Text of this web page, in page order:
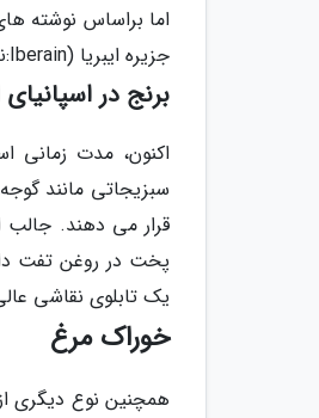
اما براساس نوشته
جزیره ایبریا (Iberain:نام پیشین شبه جزیره ی اسپانیا و پرتغال)، وارد خاک کشور اسپانیا شده است.
برنج در
اکنون، مدت زمانی
سبزیجاتی مانند
قرار می دهند. جالب
پخت در روغن تفت
یک تابلوی نقاشی
خوراک مرغ
همچنین نوع دیگری